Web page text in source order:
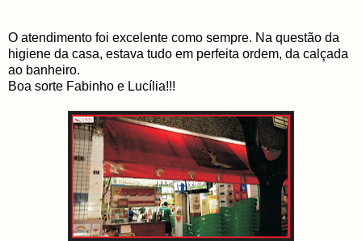
O atendimento foi excelente como sempre. Na questão da
higiene da casa, estava tudo em perfeita ordem, da calçada
ao banheiro.
Boa sorte Fabinho e Lucília!!!